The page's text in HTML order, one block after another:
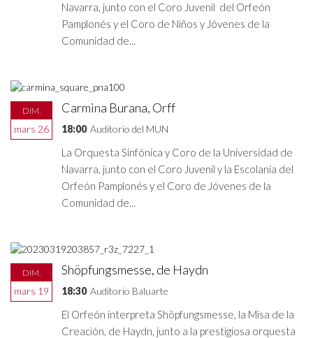
Navarra, junto con el Coro Juvenil del Orfeón
Pamplonés y el Coro de Niños y Jóvenes de la
Comunidad de...
DIM.
mars 26
Carmina Burana, Orff
18:00 Auditorio del MUN
La Orquesta Sinfónica y Coro de la Universidad de
Navarra, junto con el Coro Juvenil y la Escolanía del
Orfeón Pamplonés y el Coro de Jóvenes de la
Comunidad de...
DIM.
mars 19
Shöpfungsmesse, de Haydn
18:30 Auditorio Baluarte
El Orfeón interpreta Shöpfungsmesse, la Misa de la
Creación, de Haydn, junto a la prestigiosa orquesta